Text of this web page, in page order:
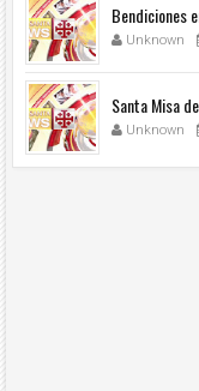
Bendiciones
Unknown
Santa Misa
Unknown